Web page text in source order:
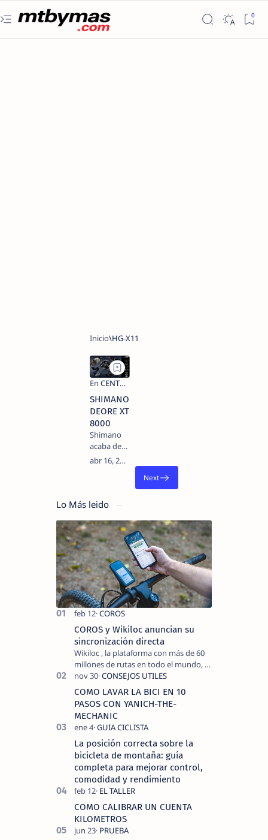
SHIMANO
DEORE XT
8000
Shimano
acaba de
presentar
bike en el
un grupo
dirigido a
todas las
variantes
del
mountain
bike
el enduro,
cro…
Lo Más leido
COROS y Wikiloc anuncian su
sincronización directa
Wikiloc , la plataforma con más de 60
millones de rutas en todo el mundo, y
COROS , marca de dispositivos GPS
reconocida mundialmente por su
tecnolo…
COMO LAVAR LA BICI EN 10
PASOS CON YANICH-THE-
MECHANIC
La posición correcta sobre la
bicicleta de montaña: guía
completa para mejorar control,
comodidad y rendimiento
COMO CALIBRAR UN CUENTA
KILOMETROS